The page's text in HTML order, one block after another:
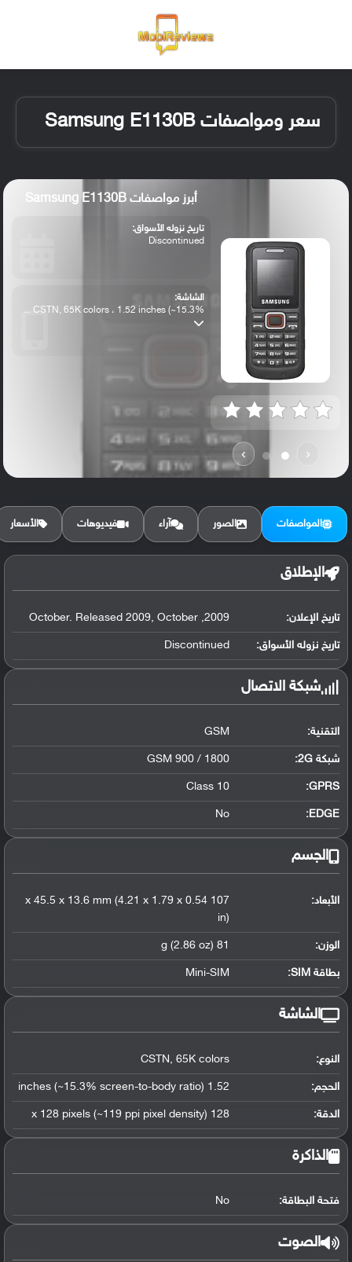
سعر ومواصفات Samsung E1130B
‹
›
أبرز مواصفات Samsung E1130B
تاريخ نزوله الأسواق:
Discontinued
الشاشة:
CSTN, 65K colors ، 1.52 inches (~15.3% ...
المواصفات الصور آراء فيديوهات الأسعار
الإطلاق
تاريخ الإعلان: 2009, October. Released 2009, October
تاريخ نزوله الأسواق: Discontinued
شبكة الاتصال
التقنية: GSM
شبكة 2G: GSM 900 / 1800
GPRS:
Class 10
EDGE:
No
الجسم
الأبعاد:
107 x 45.5 x 13.6 mm (4.21 x 1.79 x 0.54
in)
الوزن: 81 g (2.86 oz)
بطاقة SIM: Mini-SIM
الشاشة
النوع: CSTN, 65K colors
الحجم: 1.52 inches (~15.3% screen-to-body ratio)
الدقة: 128 x 128 pixels (~119 ppi pixel density)
الذاكرة
فتحة البطاقة: No
الصوت